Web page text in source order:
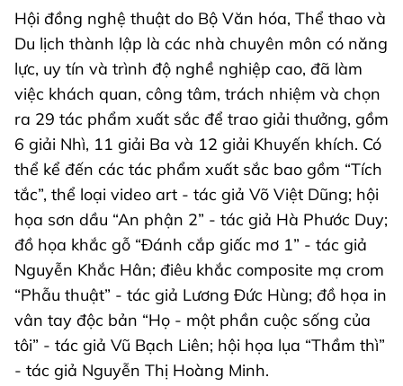
Hội đồng nghệ thuật do Bộ Văn hóa, Thể thao và
Du lịch thành lập là các nhà chuyên môn có năng
lực, uy tín và trình độ nghề nghiệp cao, đã làm
việc khách quan, công tâm, trách nhiệm và chọn
ra 29 tác phẩm xuất sắc để trao giải thưởng, gồm
6 giải Nhì, 11 giải Ba và 12 giải Khuyến khích. Có
thể kể đến các tác phẩm xuất sắc bao gồm “Tích
tắc”, thể loại video art - tác giả Võ Việt Dũng; hội
họa sơn dầu “An phận 2” - tác giả Hà Phước Duy;
đồ họa khắc gỗ “Đánh cắp giấc mơ 1” - tác giả
Nguyễn Khắc Hân; điêu khắc composite mạ crom
“Phẫu thuật” - tác giả Lương Đức Hùng; đồ họa in
vân tay độc bản “Họ - một phần cuộc sống của
tôi” - tác giả Vũ Bạch Liên; hội họa lụa “Thầm thì”
- tác giả Nguyễn Thị Hoàng Minh.